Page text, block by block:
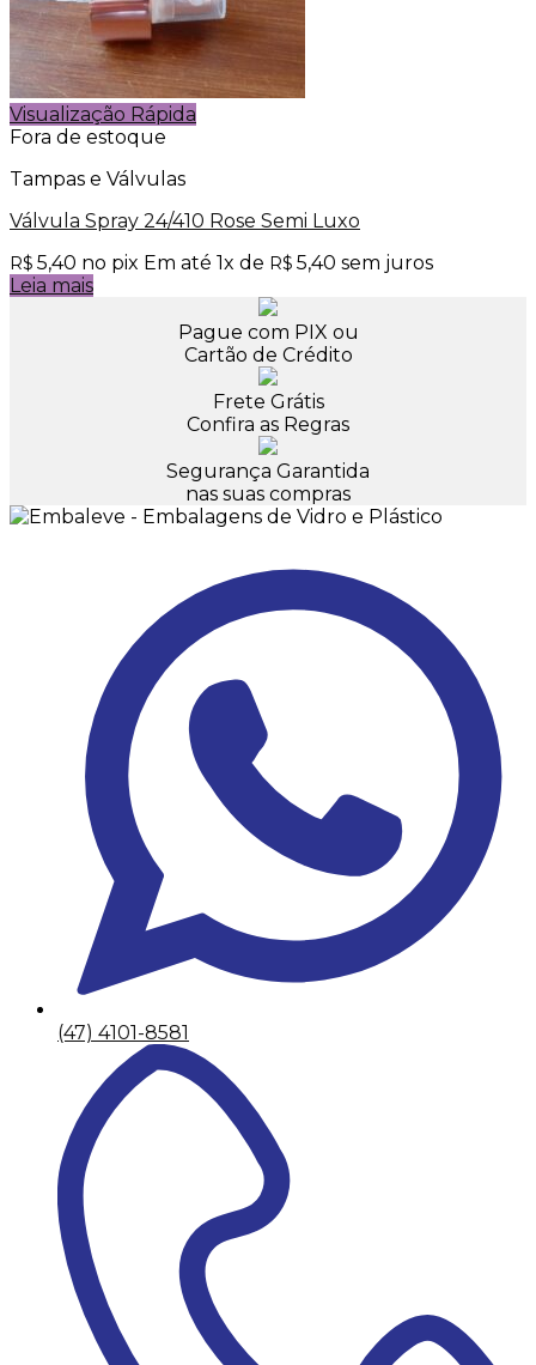
Visualização Rápida
Fora de estoque
Tampas e Válvulas
Válvula Spray 24/410 Rose Semi Luxo
R$ 5,40 no pix Em até 1x de R$ 5,40 sem juros
Leia mais
Pague com PIX ou
Cartão de Crédito
Frete Grátis
Confira as Regras
Segurança Garantida
nas suas compras
(47) 4101-8581